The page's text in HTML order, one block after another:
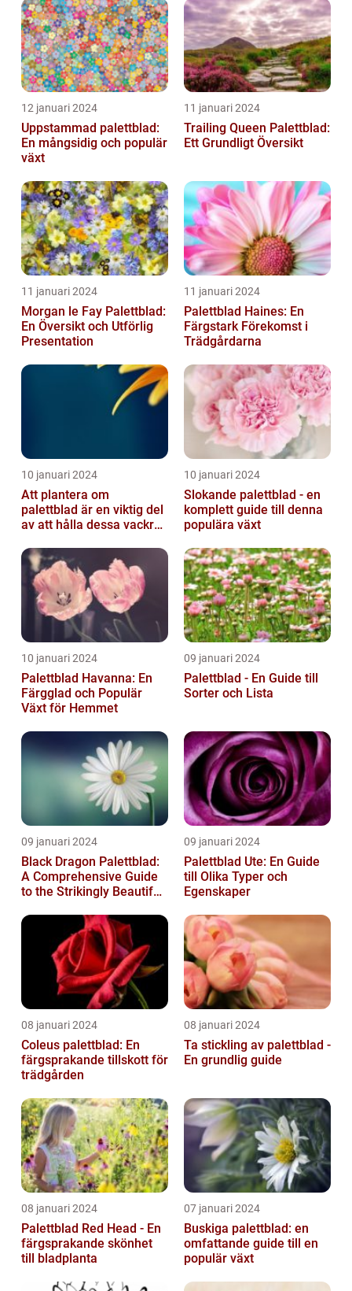
12 januari 2024
Uppstammad palettblad:
En mångsidig och populär
växt
11 januari 2024
Trailing Queen Palettblad:
Ett Grundligt Översikt
11 januari 2024
Morgan le Fay Palettblad:
En Översikt och Utförlig
Presentation
11 januari 2024
Palettblad Haines: En
Färgstark Förekomst i
Trädgårdarna
10 januari 2024
Att plantera om
palettblad är en viktig del
av att hålla dessa vackra
välmående...
10 januari 2024
Slokande palettblad - en
komplett guide till denna
populära växt
10 januari 2024
Palettblad Havanna: En
Färgglad och Populär
Växt för Hemmet
09 januari 2024
Palettblad - En Guide till
Sorter och Lista
09 januari 2024
Black Dragon Palettblad:
A Comprehensive Guide
to the Strikingly Beautiful
09 januari 2024
Palettblad Ute: En Guide
till Olika Typer och
Egenskaper
08 januari 2024
Coleus palettblad: En
färgsprakande tillskott för
trädgården
08 januari 2024
Ta stickling av palettblad -
En grundlig guide
08 januari 2024
Palettblad Red Head - En
färgsprakande skönhet
till bladplanta
07 januari 2024
Buskiga palettblad: en
omfattande guide till en
populär växt